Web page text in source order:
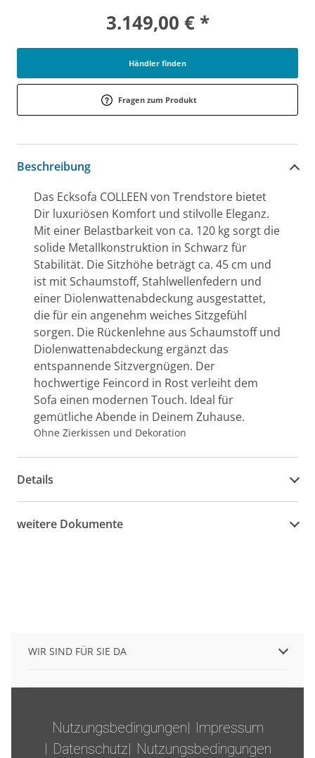
3.149,00 € *
Händler finden
Fragen zum Produkt
Beschreibung
Das Ecksofa COLLEEN von Trendstore bietet
Dir luxuriösen Komfort und stilvolle Eleganz.
Mit einer Belastbarkeit von ca. 120 kg sorgt die
solide Metallkonstruktion in Schwarz für
Stabilität. Die Sitzhöhe beträgt ca. 45 cm und
ist mit Schaumstoff, Stahlwellenfedern und
einer Diolenwattenabdeckung ausgestattet,
die für ein angenehm weiches Sitzgefühl
sorgen. Die Rückenlehne aus Schaumstoff und
Diolenwattenabdeckung ergänzt das
entspannende Sitzvergnügen. Der
hochwertige Feincord in Rost verleiht dem
Sofa einen modernen Touch. Ideal für
gemütliche Abende in Deinem Zuhause.
Ohne Zierkissen und Dekoration
Details
weitere Dokumente
WIR SIND FÜR SIE DA
Nutzungsbedingungen
Impressum
Datenschutz
Nutzungsbedingungen